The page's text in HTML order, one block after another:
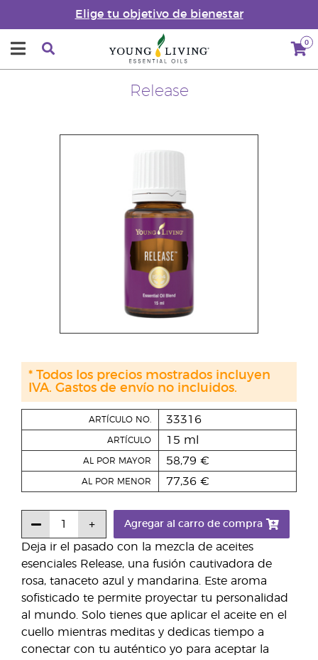
Elige tu objetivo de bienestar
0
Release
Deja ir el pasado con la mezcla de aceites
esenciales Release, una fusión cautivadora de
rosa, tanaceto azul y mandarina. Este aroma
sofisticado te permite proyectar tu personalidad
al mundo. Solo tienes que aplicar el aceite en el
cuello mientras meditas y dedicas tiempo a
conectar con tu auténtico yo para aceptar la
ARTÍCULO NO. 33316
ARTÍCULO 15 ml
AL POR MAYOR 58,79 €
AL POR MENOR 77,36 €
Agregar al carro de compra
* Todos los precios mostrados incluyen
IVA. Gastos de envío no incluidos.